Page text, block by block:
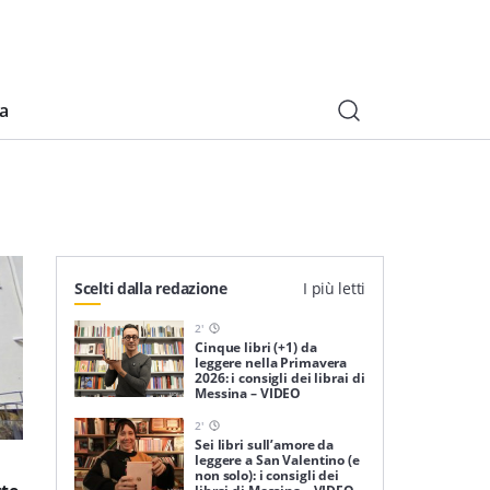
Scelti dalla redazione I più letti
2'
Cinque libri (+1) da
leggere nella Primavera
2026: i consigli dei librai di
Messina – VIDEO
2'
Sei libri sull’amore da
leggere a San Valentino (e
non solo): i consigli dei